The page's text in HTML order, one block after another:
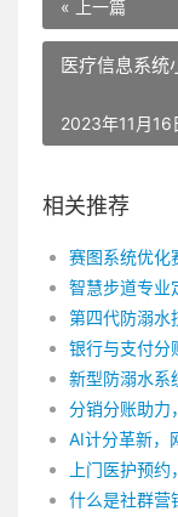
« 上一篇
医疗信息系统
2023年11月
相关推荐
赛图系统优化
智慧步道专业
第四代防溺水
银行与支付分
新型防溺水系
分销分账助力
AI计分革新，
上门医护预
什么是社群营